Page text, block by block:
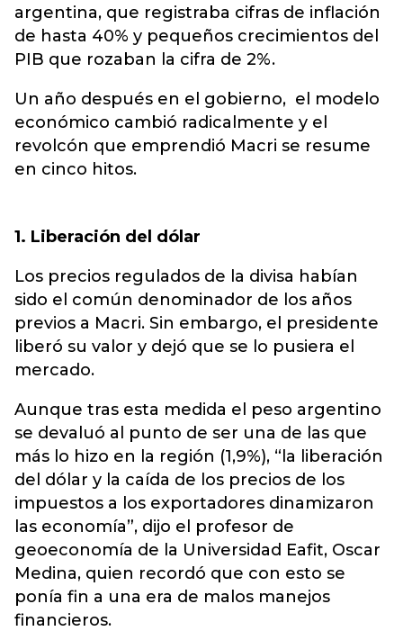
argentina, que registraba cifras de inflación
de hasta 40% y pequeños crecimientos del
PIB que rozaban la cifra de 2%.
Un año después en el gobierno, el modelo
económico cambió radicalmente y el
revolcón que emprendió Macri se resume
en cinco hitos.
1. Liberación del dólar
Los precios regulados de la divisa habían
sido el común denominador de los años
previos a Macri. Sin embargo, el presidente
liberó su valor y dejó que se lo pusiera el
mercado.
Aunque tras esta medida el peso argentino
se devaluó al punto de ser una de las que
más lo hizo en la región (1,9%), “la liberación
del dólar y la caída de los precios de los
impuestos a los exportadores dinamizaron
las economía”, dijo el profesor de
geoeconomía de la Universidad Eafit, Oscar
Medina, quien recordó que con esto se
ponía fin a una era de malos manejos
financieros.